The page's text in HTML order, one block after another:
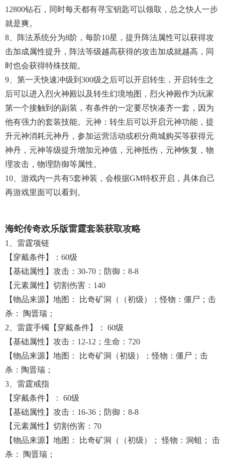
12800钻石，同时每天都有寻宝钥匙可以领取，总之快人一步
就是爽。
8、阵法系统分为8阶，每阶10星，提升阵法属性可以获得攻
击加成属性提升，阵法等级越高获得的攻击加成就越高，同
时也会获得特殊技能。
9、第一天快速冲级到300级之后可以开启转生，开启转生之
后可以进入烈火神殿以及转生幻境地图，烈火神殿作为玩家
第一个接触到的副装，有条件的一定要尽快凑齐一套，因为
他有强力的套装技能。元神：转生后可以开启元神功能，提
升元神消耗元神丹，参加运营活动或积分商城购买等获得元
神丹，元神等级提升增加元神值，元神抵伤，元神恢复，物
理攻击，物理防御等属性。
10、游戏内一共有5套神装，会根据GM特权开启，具体自己
再游戏里面可以看到。
海蛇传奇欢乐版雷霆套装获取攻略
1、雷霆项链
【穿戴条件】：60级
【基础属性】攻击：30-70；防御：8-8
【元素属性】切割伤害：140
【物品来源】地图： 比奇矿洞（（初级）；怪物：僵尸；击
杀： 陶晋瑞；
2、雷霆手镯【穿戴条件】： 60级
【基础属性】攻击：12-12；生命：720
【物品来源】地图： 比奇矿洞（初级）；怪物：僵尸；击
杀：陶晋瑞；
3、雷霆戒指
【穿戴条件】： 60级
【基础属性】攻击：16-36；防御：8-8
【元素属性】切割伤害：70
【物品来源】地图： 比奇矿洞（（初级）； 怪物：洞蛆； 击
杀： 陶晋瑞；